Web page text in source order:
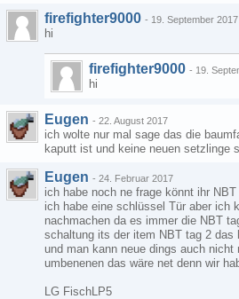
firefighter9000 - 19. September 2017
hi
firefighter9000 - 19.
hi
Eugen - 22. August 2017
ich wolte nur mal sage das die
kaputt ist und keine neuen setzlinge
Eugen - 24. Februar 2017
ich habe noch ne frage könnt ihr
ich habe eine schlüssel Tür aber ich
nachmachen da es immer die NBT
schaltung its der item NBT tag 2 das
und man kann neue dings auch
umbenenen das wäre net denn wir
LG FischLP5